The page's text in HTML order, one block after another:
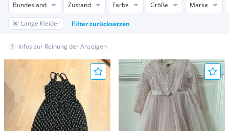
Bundesland Zustand Farbe Größe Marke
Lange Kleider Filter zurücksetzen
Infos zur Reihung der Anzeigen